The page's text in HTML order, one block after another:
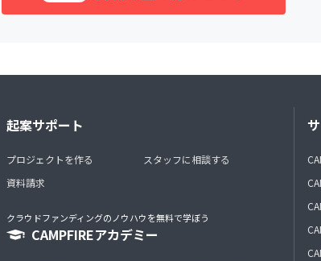
起案サポート
プロジェクトを作る
資料請求
スタッフに相談する
クラウドファンディングのノウハウを無料で学ぼう
CAMPFIREアカデミー